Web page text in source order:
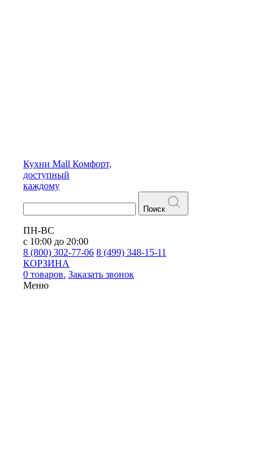
Кухни Mall Комфорт,
доступный
каждому
Поиск
ПН-ВС
с 10:00 до 20:00
8 (800) 302-77-06 8 (499) 348-15-11
КОРЗИНА
0 товаров. Заказать звонок
Меню